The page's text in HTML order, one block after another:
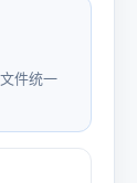
件统一